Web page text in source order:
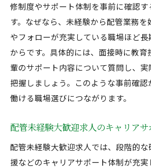
修制度やサポート体制を事前に確認
す。なぜなら、未経験から配管業務
やフォローが充実している職場ほど
からです。具体的には、面接時に教育
輩のサポート内容について質問し、
把握しましょう。このような事前確認
働ける職場選びにつながります。
配管未経験大歓迎求人のキャリア
配管未経験大歓迎求人では、段階的
援などのキャリアサポート体制が充実